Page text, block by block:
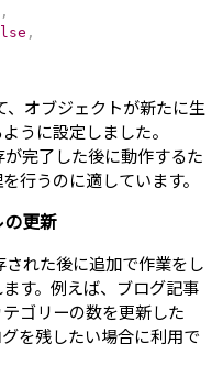
,
,
、オブジェクトが新たに生
うに設定しました。
完了した後に動作するた
行うのに適しています。
更新
れた後に追加で作業をし
す。例えば、ブログ記事
ゴリーの数を更新した
を残したい場合に利用で